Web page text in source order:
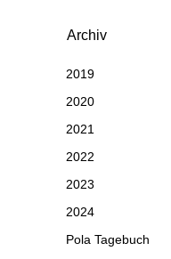
Archiv
2019
2020
2021
2022
2023
2024
Pola Tagebuch